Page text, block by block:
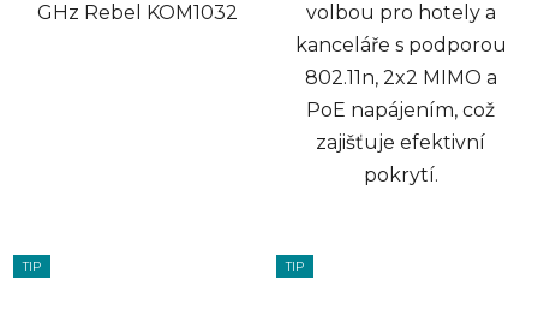
GHz Rebel KOM1032
volbou pro hotely a
kanceláře s podporou
802.11n, 2x2 MIMO a
PoE napájením, což
zajišťuje efektivní
pokrytí.
TIP TIP